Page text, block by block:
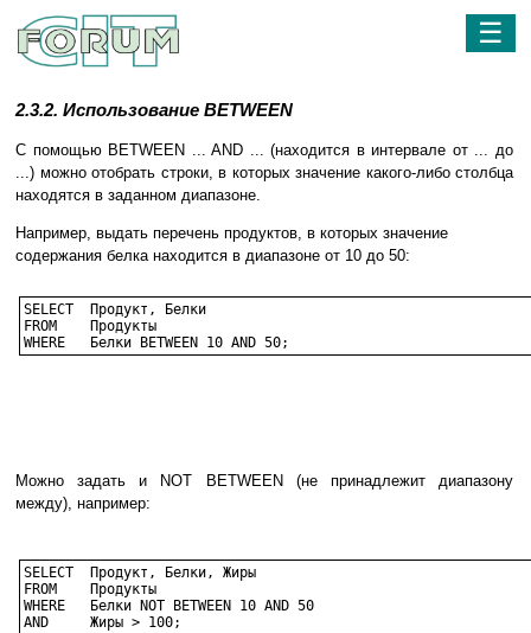
☰
2.3.2. Использование BETWEEN
С помощью BETWEEN ... AND ... (находится в интервале от ... до
...) можно отобрать строки, в которых значение какого-либо столбца
находятся в заданном диапазоне.
Например, выдать перечень продуктов, в которых значение
содержания белка находится в диапазоне от 10 до 50:
SELECT	Продукт, Белки
FROM	Продукты
WHERE 	Белки BETWEEN 10 AND 50;
Можно задать и NOT BETWEEN (не принадлежит диапазону
между), например:
SELECT	Продукт, Белки, Жиры
FROM	Продукты
WHERE	Белки NOT BETWEEN 10 AND 50
AND	Жиры > 100;